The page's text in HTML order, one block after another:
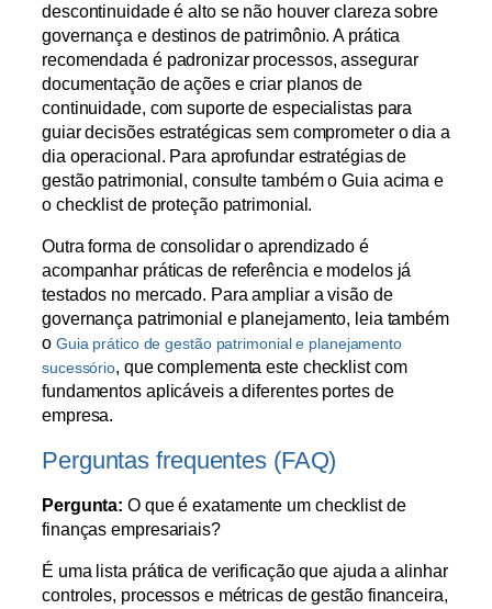
descontinuidade é alto se não houver clareza sobre
governança e destinos de patrimônio. A prática
recomendada é padronizar processos, assegurar
documentação de ações e criar planos de
continuidade, com suporte de especialistas para
guiar decisões estratégicas sem comprometer o dia a
dia operacional. Para aprofundar estratégias de
gestão patrimonial, consulte também o Guia acima e
o checklist de proteção patrimonial.
Outra forma de consolidar o aprendizado é
acompanhar práticas de referência e modelos já
testados no mercado. Para ampliar a visão de
governança patrimonial e planejamento, leia também
o Guia prático de gestão patrimonial e planejamento
sucessório, que complementa este checklist com
fundamentos aplicáveis a diferentes portes de
empresa.
Perguntas frequentes (FAQ)
Pergunta: O que é exatamente um checklist de
finanças empresariais?
É uma lista prática de verificação que ajuda a alinhar
controles, processos e métricas de gestão financeira,